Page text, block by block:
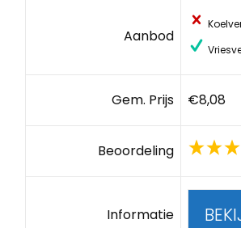
Aanbod
Gem. Prijs €8,08
Beoordeling
Informatie